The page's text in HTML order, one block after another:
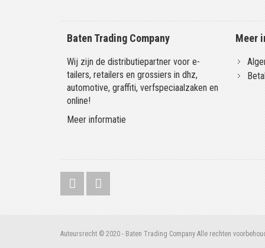
Baten Trading Company
Wij zijn de distributiepartner voor e-
tailers, retailers en grossiers in dhz,
automotive, graffiti, verfspeciaalzaken en
online!
Meer informatie
Meer
Auteursrecht © 2020 - Baten Trading Company Alle rechten